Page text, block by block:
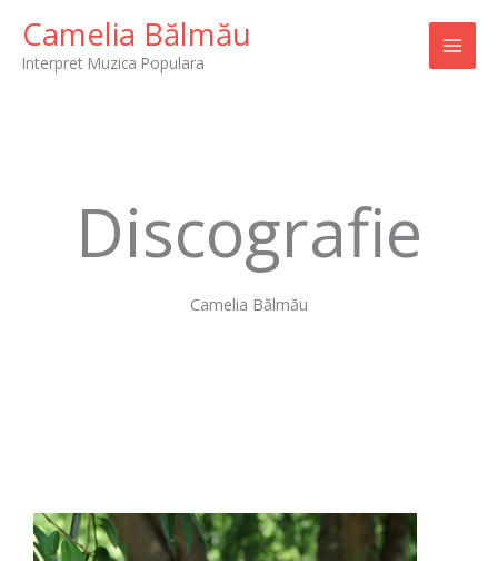
content
Camelia Bălmău
Interpret Muzica Populara
Discografie
Camelia Bălmău